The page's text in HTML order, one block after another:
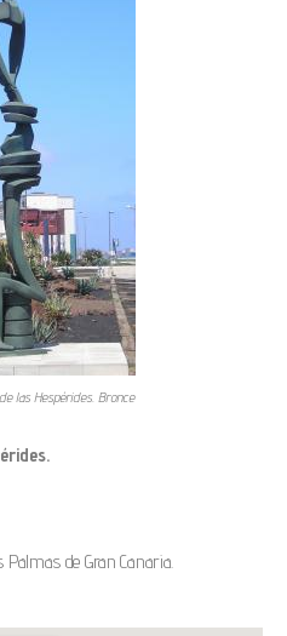
las Hespérides. Bronce
Palmas de Gran Canaria.